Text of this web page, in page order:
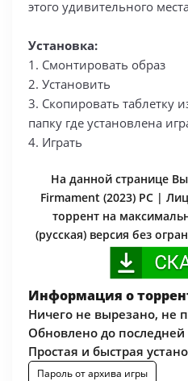
этого удивительного
Установка:
1. Смонтировать образ
2. Установить
3. Скопировать таблетку
папку где установлена
4. Играть
На данной странице
Firmament (2023) PC |
торрент на
(русская) версия без
Информация о
Ничего не вырезано, не
Обновлено до последней
Простая и быстрая
Пароль от архива игры